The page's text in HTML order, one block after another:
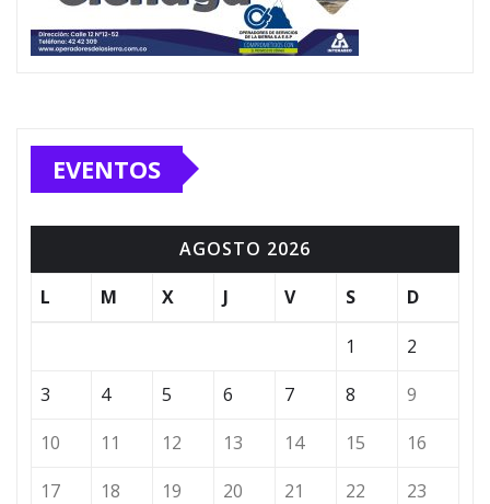
EVENTOS
AGOSTO 2026
L
M X J V S D
1
2
3
4 5 6 7 8
9
10
11 12 13 14 15
16
17
18 19 20 21 22
23